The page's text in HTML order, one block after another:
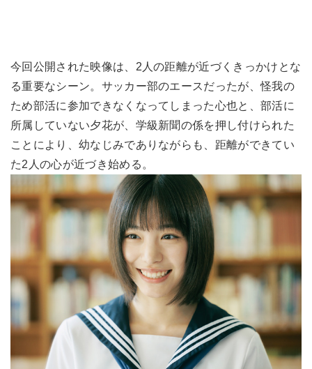
今回公開された映像は、2人の距離が近づくきっかけとな
る重要なシーン。サッカー部のエースだったが、怪我の
ため部活に参加できなくなってしまった心也と、部活に
所属していない夕花が、学級新聞の係を押し付けられた
ことにより、幼なじみでありながらも、距離ができてい
た2人の心が近づき始める。